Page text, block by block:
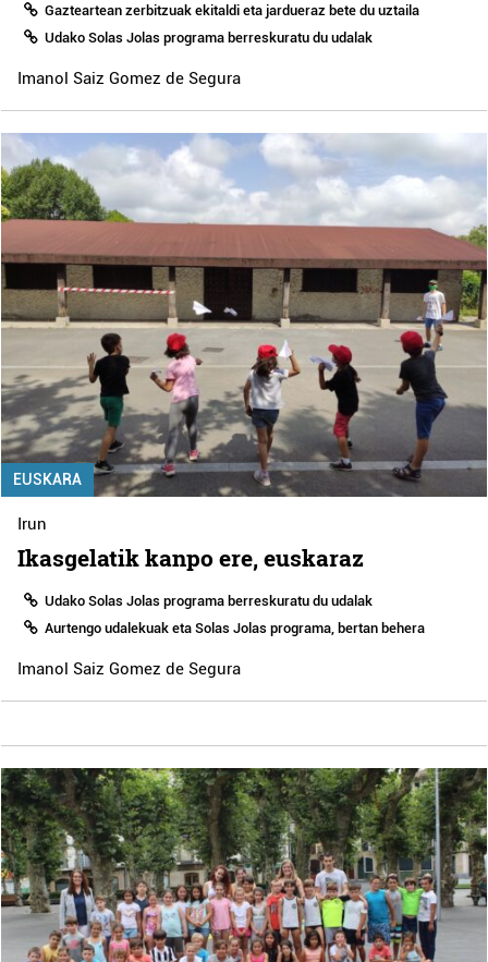
Gazteartean zerbitzuak ekitaldi eta jardueraz bete du uztaila
Udako Solas Jolas programa berreskuratu du udalak
Imanol Saiz Gomez de Segura
EUSKARA
Irun
Ikasgelatik kanpo ere, euskaraz
Udako Solas Jolas programa berreskuratu du udalak
Aurtengo udalekuak eta Solas Jolas programa, bertan behera
Imanol Saiz Gomez de Segura